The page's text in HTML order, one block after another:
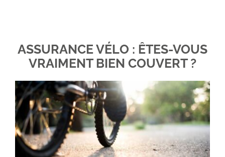
ASSURANCE VÉLO : ÊTES-VOUS
VRAIMENT BIEN COUVERT ?